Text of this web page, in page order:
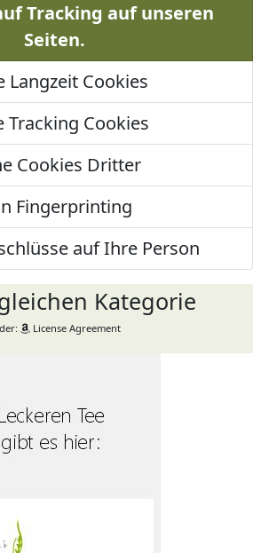
Tracking auf unseren
Seiten.
Langzeit Cookies
Tracking Cookies
Cookies Dritter
Fingerprinting
auf Ihre Person
Kategorie
License Agreement